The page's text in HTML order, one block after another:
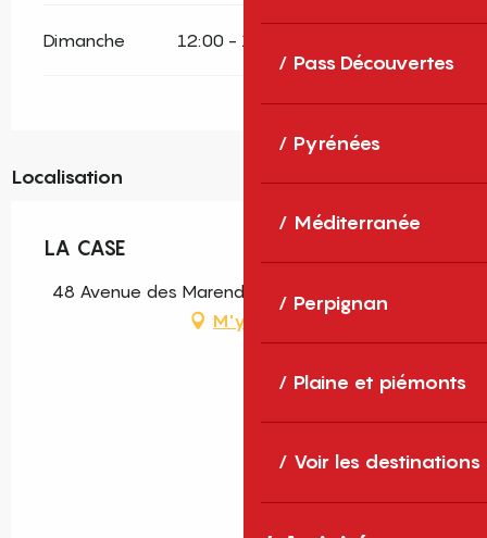
Pass Découvertes
Pyrénées
Méditerranée
Perpignan
Plaine et piémonts
Voir les destinations
Dimanche 12:00 - 15:00
Localisation
LA CASE
48 Avenue des Marendes, 66470 Sainte-Marie
M'y rendre